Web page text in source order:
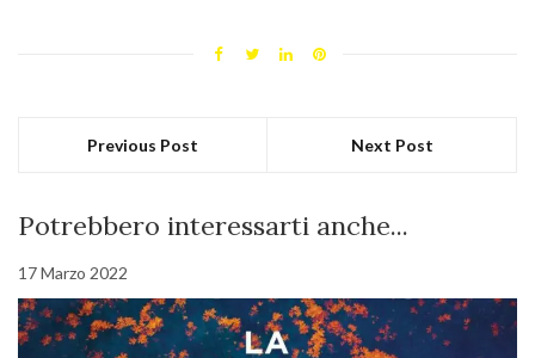
Previous Post Next Post
Potrebbero interessarti anche...
17 Marzo 2022